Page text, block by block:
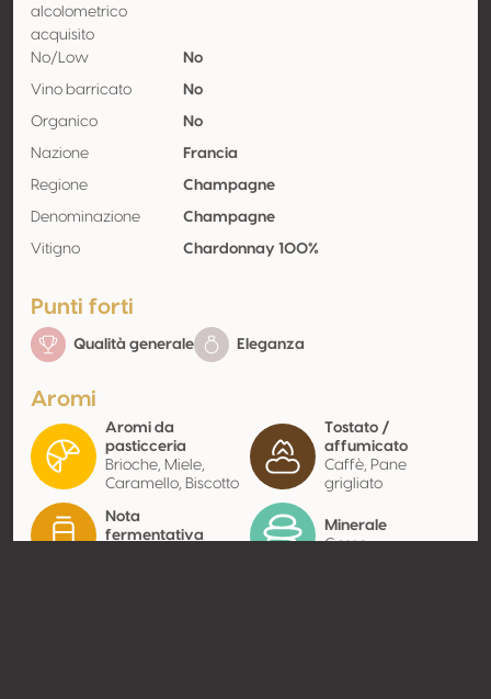
alcolometrico
acquisito
No/Low No
Vino barricato No
Organico No
Nazione Francia
Regione Champagne
Denominazione Champagne
Vitigno Chardonnay 100%
Punti forti
Qualità generale Eleganza
Aromi
Aromi da
pasticceria
Brioche, Miele,
Caramello, Biscotto
Tostato /
affumicato
Caffè, Pane
grigliato
Nota
fermentativa
Minerale
Gesso